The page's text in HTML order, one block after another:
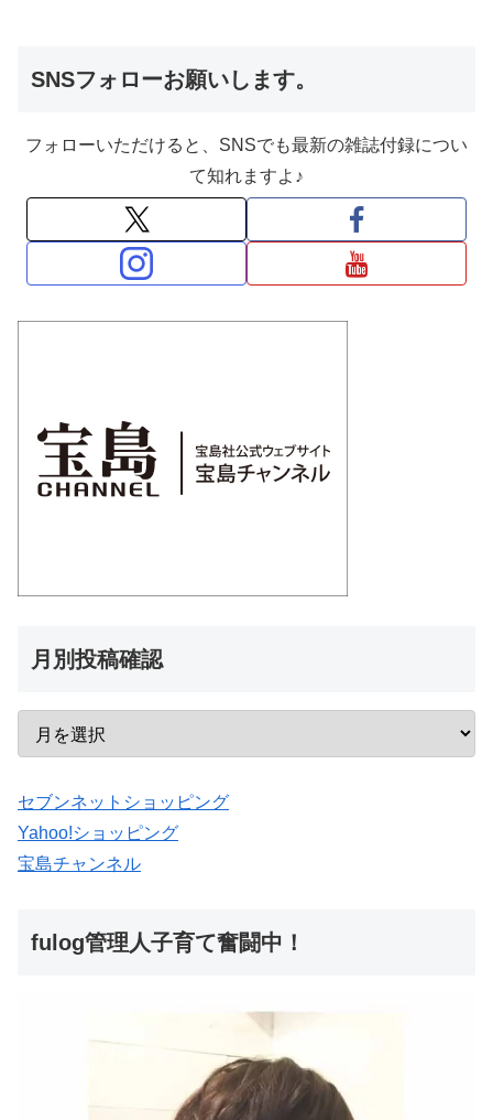
SNSフォローお願いします。
フォローいただけると、SNSでも最新の雑誌付録につい
て知れますよ♪
月別投稿確認
セブンネットショッピング
Yahoo!ショッピング
宝島チャンネル
fulog管理人子育て奮闘中！